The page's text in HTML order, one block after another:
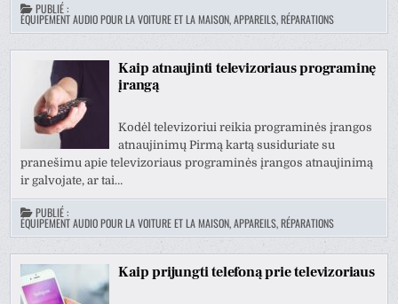
PUBLIÉ :
ÉQUIPEMENT AUDIO POUR LA VOITURE ET LA MAISON, APPAREILS, RÉPARATIONS
Kaip atnaujinti televizoriaus programinę
įrangą
Kodėl televizoriui reikia programinės įrangos
atnaujinimų Pirmą kartą susiduriate su
pranešimu apie televizoriaus programinės įrangos atnaujinimą
ir galvojate, ar tai…
PUBLIÉ :
ÉQUIPEMENT AUDIO POUR LA VOITURE ET LA MAISON, APPAREILS, RÉPARATIONS
Kaip prijungti telefoną prie televizoriaus